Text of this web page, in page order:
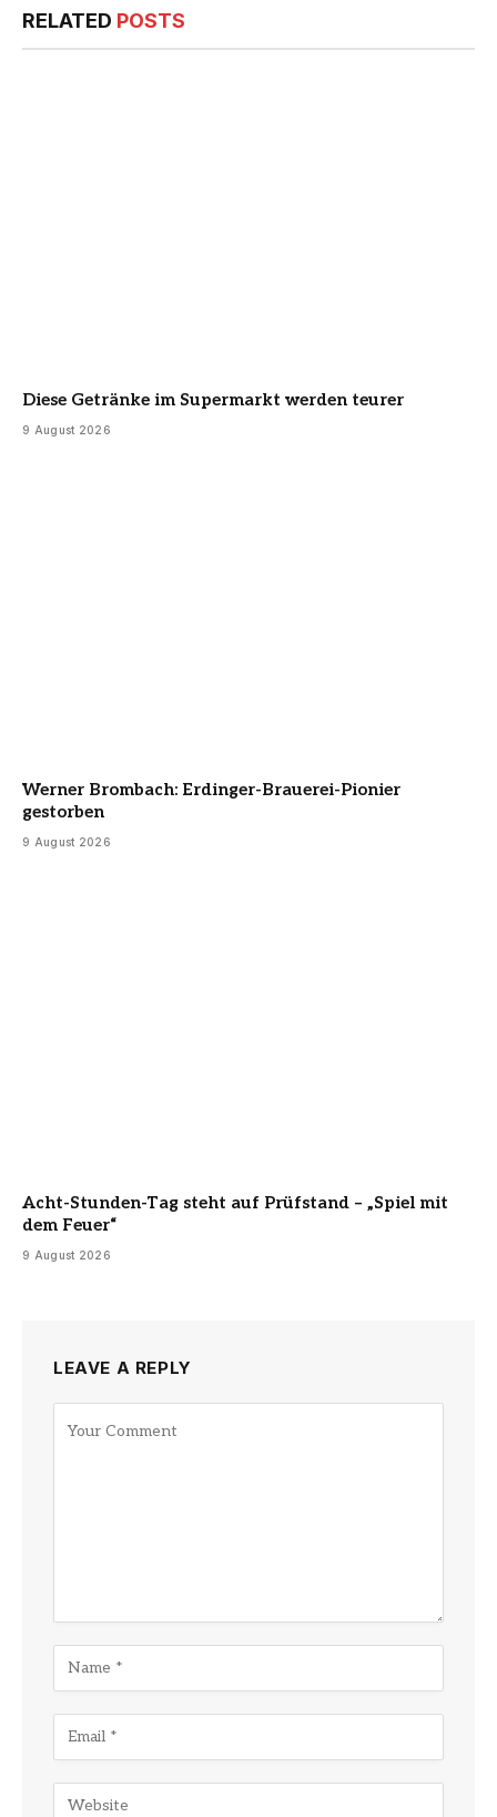
RELATED POSTS
Diese Getränke im Supermarkt werden teurer
9 August 2026
Werner Brombach: Erdinger-Brauerei-Pionier
gestorben
9 August 2026
Acht-Stunden-Tag steht auf Prüfstand – „Spiel mit
dem Feuer“
9 August 2026
LEAVE A REPLY